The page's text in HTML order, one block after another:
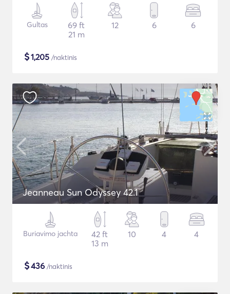
Gultas
69 ft
21 m
12 6 6
$1,205 /naktinis
Jeanneau Sun Odyssey 42.1
Buriavimo jachta
42 ft
13 m
10 4 4
$436 /naktinis